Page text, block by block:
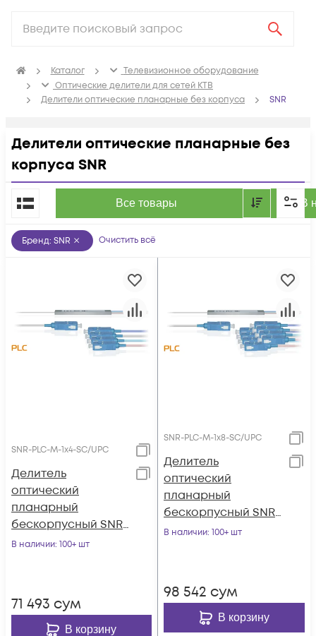
Каталог
Телевизионное оборудование
Оптические делители для сетей КТВ
Делители оптические планарные без корпуса
SNR
Делители оптические планарные без
корпуса SNR
Все товары В
По популярности
Бренд: SNR Очистить всё
SNR-PLC-M-1x4-SC/UPC
Делитель
оптический
планарный
бескорпусный SNR-
PLC-M-1x4-SC/UPC
В наличии: 100+ шт
71 493 сум
В корзину
SNR-PLC-M-1x8-SC/UPC
Делитель
оптический
планарный
бескорпусный SNR-
PLC-M-1x8-SC/UPC
В наличии: 100+ шт
98 542 сум
В корзину